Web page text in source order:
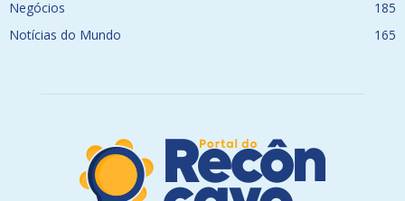
Negócios
185
Notícias do Mundo
165